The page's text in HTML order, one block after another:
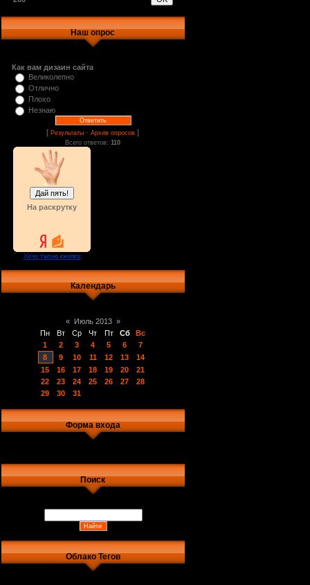
Наш опрос
Как вам дизаин сайта
Великолепно
Отлично
Плохо
Незнаю
[Результаты ·Архив опросов ]
Всего ответов:110
На раскрутку
Календарь
« Июль 2013 »
Пн
Вт Ср Чт Пт Сб
Вс
1
2 3 4 5 6
7
8
9 10 11 12 13
14
15
16 17 18 19 20
21
22
23 24 25 26 27
28
29
30 31
Форма входа
Поиск
Облако Тегов